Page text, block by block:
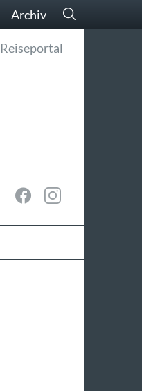
Archiv
Reiseportal